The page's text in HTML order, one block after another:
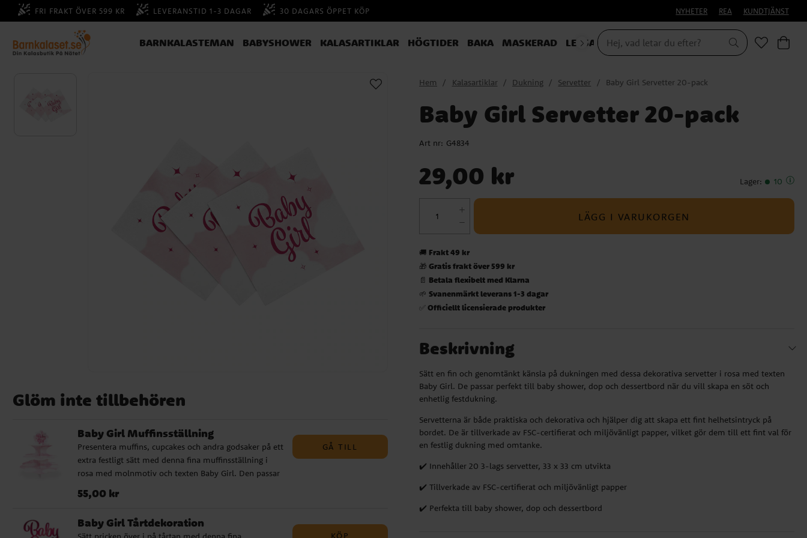
FRI FRAKT ÖVER 599 KR LEVERANSTID 1-3 DAGAR 30 DAGARS ÖPPET KÖP NYHETER REA KUNDTJÄNST
BARNKALASTEMAN BABYSHOWER KALASARTIKLAR HÖGTIDER BAKA MASKERAD LEKSAKER & PRESENTER
Glöm inte tillbehören
Baby Girl Muffinsställning
Presentera muffins, cupcakes och andra godsaker på ett
extra festligt sätt med denna fina muffinsställning i
rosa med molnmotiv och texten Baby Girl. Den passar
firanden där du vill skapa ett sött och genomtänkt
samtidigt som den gör det enkelt att lyfta fram
Pris :55,00 kr
55,00 kr
GÅ TILL
Baby Girl Tårtdekoration
KÖP
Hem Kalasartiklar Dukning Servetter Baby Girl Servetter 20-pack
Baby Girl Servetter 20-pack
Art nr: G4834
29,00 kr Lager: 10
LÄGG I VARUKORGEN
🚚 Frakt 49 kr
🎁Gratis frakt över 599 kr
📄 Betala flexibelt med Klarna
🌱Svanenmärkt leverans 1-3 dagar
✅Officiellt licensierade produkter
Beskrivning
Sätt en fin och genomtänkt känsla på dukningen med dessa dekorativa servetter i rosa med texten
Baby Girl. De passar perfekt till baby shower, dop och dessertbord när du vill skapa en söt och
enhetlig festdukning.
Servetterna är både praktiska och dekorativa och hjälper dig att skapa ett fint helhetsintryck på
bordet. De är tillverkade av FSC-certifierat och miljövänligt papper, vilket gör dem till ett fint val för
en festlig dukning med omtanke.
✔️ Innehåller 20 3-lags servetter, 33 x 33 cm utvikta
✔️ Tillverkade av FSC-certifierat och miljövänligt papper
✔️ Perfekta till baby shower, dop och dessertbord